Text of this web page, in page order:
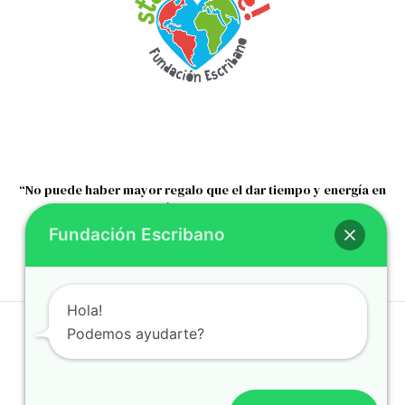
“No puede haber mayor regalo que el dar tiempo y energía en
ayudar a los demás sin esperar nada a cambio ”
Nelson Mandela
Fundación Escribano
Hola!
Podemos ayudarte?